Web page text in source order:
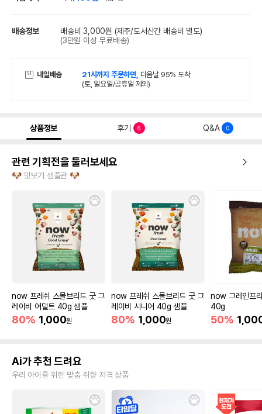
배송정보 배송비 3,000원 (제주/도서산간 배송비 별도)
(3만원 이상 무료배송)
내일배송 21시까지 주문하면, 다음날 95% 도착
(토, 일요일/공휴일 제외)
상품정보 후기 6 Q&A 0
관련 기획전을 둘러보세요
🐶 맛보기 샘플관 🐶
now 프레쉬 스몰브리드 굿 그
레이비 어덜트 40g 샘플
80% 1,000원
now 프레쉬 스몰브리드 굿 그
레이비 시니어 40g 샘플
80% 1,000원
now 그레인프
40g
50%
Ai가 추천 드려요
우리 아이를 위한 맞춤 취향 저격 상품